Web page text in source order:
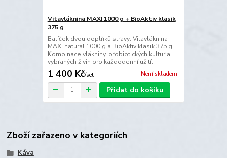
Vitavláknina MAXI 1000 g + BioAktiv klasik
375 g
Balíček dvou doplňků stravy: Vitavláknina
MAXI natural 1000 g a BioAktiv klasik 375 g.
Kombinace vlákniny, probiotických kultur a
vybraných živin pro každodenní užití.
1 400 Kč/set Není skladem
Přidat do košíku
Zboží zařazeno v kategoriích
Káva